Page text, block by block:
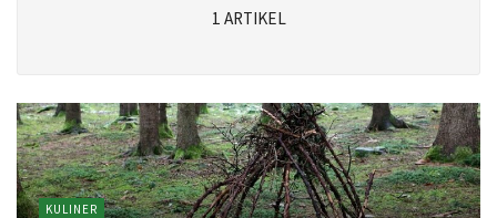
1 ARTIKEL
KULINER